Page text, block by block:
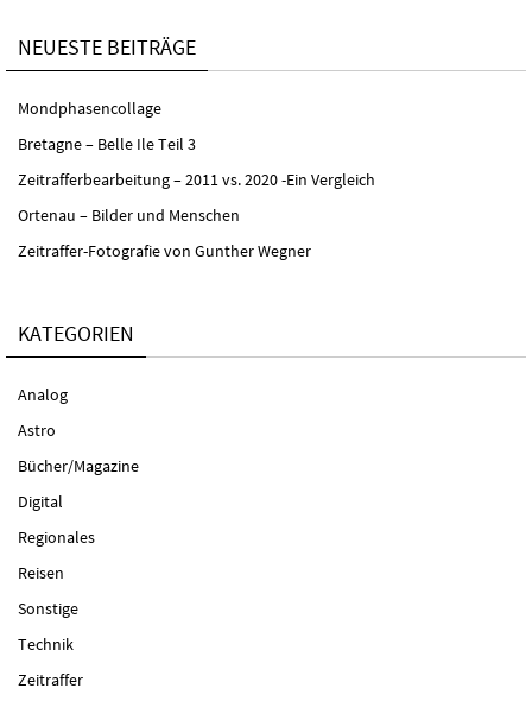
NEUESTE BEITRÄGE
Mondphasencollage
Bretagne – Belle Ile Teil 3
Zeitrafferbearbeitung – 2011 vs. 2020 -Ein Vergleich
Ortenau – Bilder und Menschen
Zeitraffer-Fotografie von Gunther Wegner
KATEGORIEN
Analog
Astro
Bücher/Magazine
Digital
Regionales
Reisen
Sonstige
Technik
Zeitraffer